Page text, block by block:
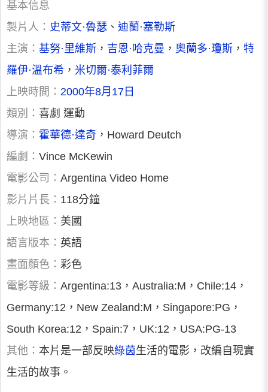
基本信息
製片人： 史蒂文·魯瑟 、 迪蘭·塞勒斯
主演： 基努·里維斯 ， 吉恩·哈克曼 ， 奧蘭多·瓊斯 ， 特
羅伊·溫布希 ， 米切爾·泰利菲爾
上映時間： 2000年8月17日
類別： 喜劇 運動
導演： 霍華德·達奇 ，Howard Deutch
編劇： Vince McKewin
電影公司： Argentina Video Home
影片片長： 118分鐘
上映地區： 美國
語言版本： 英語
畫面顏色： 彩色
電影等級： Argentina:13，Australia:M，Chile:14，
Germany:12，New Zealand:M，Singapore:PG，
South Korea:12，Spain:7，UK:12，USA:PG-13
其他： 本片是一部反映綠茵生活的電影，改編自現實
生活的故事。